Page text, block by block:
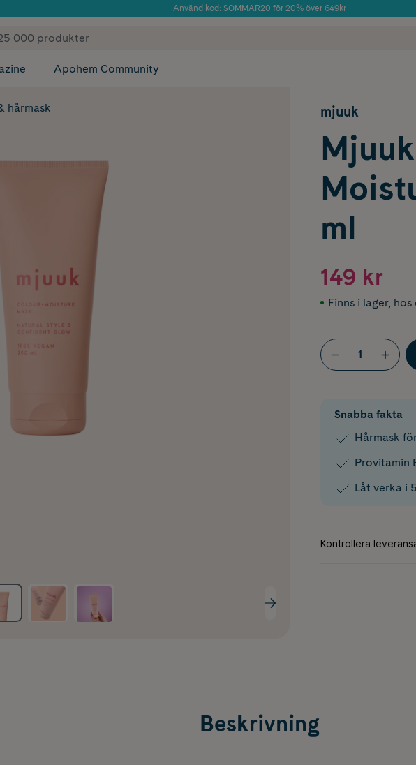
Använd kod: SOMMAR20 för 20% över 649kr
✓ Fri frakt
Apohem Community
hårmask mjuuk
ml
149 kr
Finns i lager, hos
Snabba fakta
Hårmask
Provitamin
Låt verka i
Beskrivning